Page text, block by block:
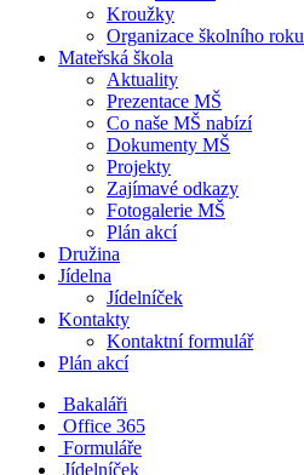
Kroužky
Organizace školního roku
Mateřská škola
Aktuality
Prezentace MŠ
Co naše MŠ nabízí
Dokumenty MŠ
Projekty
Zajímavé odkazy
Fotogalerie MŠ
Plán akcí
Družina
Jídelna
Jídelníček
Kontakty
Kontaktní formulář
Plán akcí
Bakaláři
Office 365
Formuláře
Jídelníček